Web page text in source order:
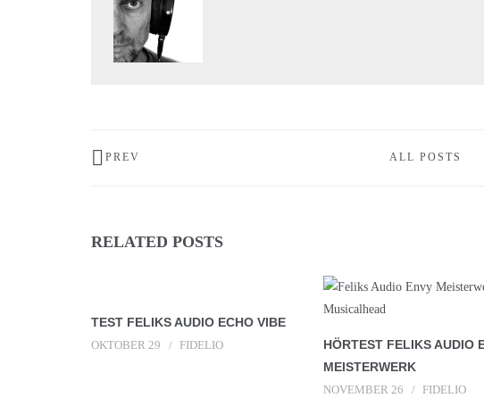
PREV ALL POSTS
RELATED POSTS
TEST FELIKS AUDIO ECHO VIBE
OKTOBER 29 FIDELIO
HÖRTEST FELIKS AUDIO
MEISTERWERK
NOVEMBER 26 FIDELIO